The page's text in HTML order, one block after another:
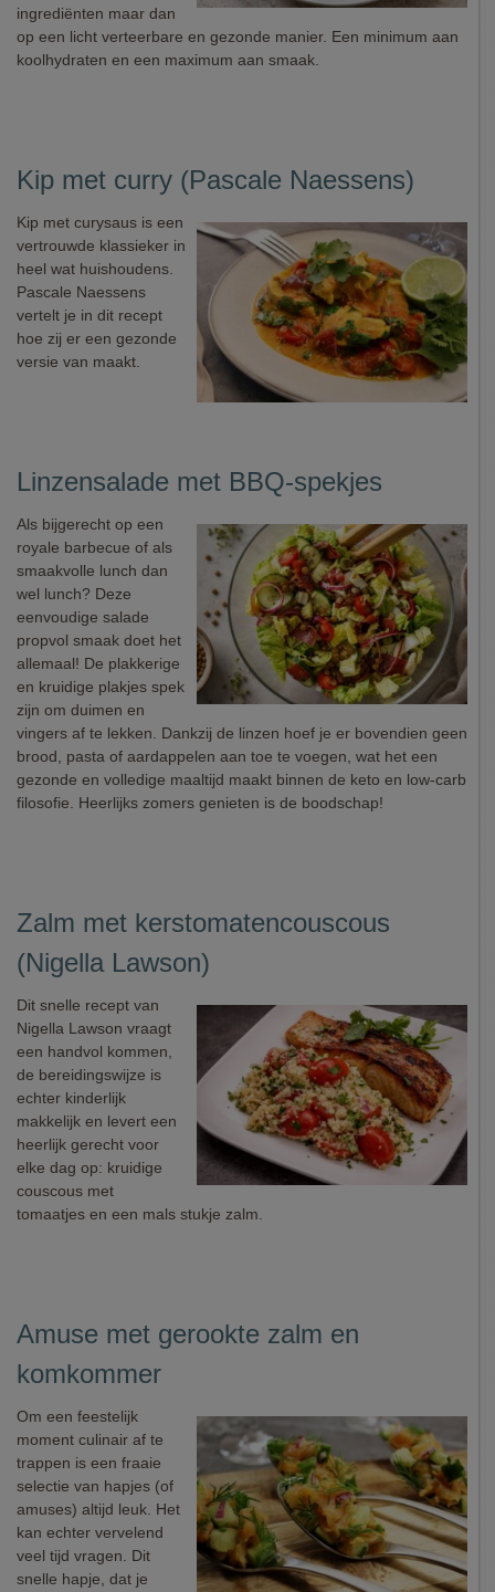
ingrediënten maar dan
op een licht verteerbare en gezonde manier. Een minimum aan
koolhydraten en een maximum aan smaak.
Kip met curry (Pascale Naessens)
Kip met curysaus is een
vertrouwde klassieker in
heel wat huishoudens.
Pascale Naessens
vertelt je in dit recept
hoe zij er een gezonde
versie van maakt.
Linzensalade met BBQ-spekjes
Als bijgerecht op een
royale barbecue of als
smaakvolle lunch dan
wel lunch? Deze
eenvoudige salade
propvol smaak doet het
allemaal! De plakkerige
en kruidige plakjes spek
zijn om duimen en
vingers af te lekken. Dankzij de linzen hoef je er bovendien geen
brood, pasta of aardappelen aan toe te voegen, wat het een
gezonde en volledige maaltijd maakt binnen de keto en low-carb
filosofie. Heerlijks zomers genieten is de boodschap!
Zalm met kerstomatencouscous
(Nigella Lawson)
Dit snelle recept van
Nigella Lawson vraagt
een handvol kommen,
de bereidingswijze is
echter kinderlijk
makkelijk en levert een
heerlijk gerecht voor
elke dag op: kruidige
couscous met
tomaatjes en een mals stukje zalm.
Amuse met gerookte zalm en
komkommer
Om een feestelijk
moment culinair af te
trappen is een fraaie
selectie van hapjes (of
amuses) altijd leuk. Het
kan echter vervelend
veel tijd vragen. Dit
snelle hapje, dat je